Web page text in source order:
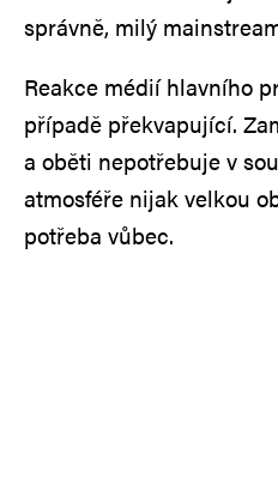
správně, milý
Reakce médií hlavního
případě překvapující.
a oběti nepotřebuje v
atmosféře nijak velkou
potřeba vůbec.